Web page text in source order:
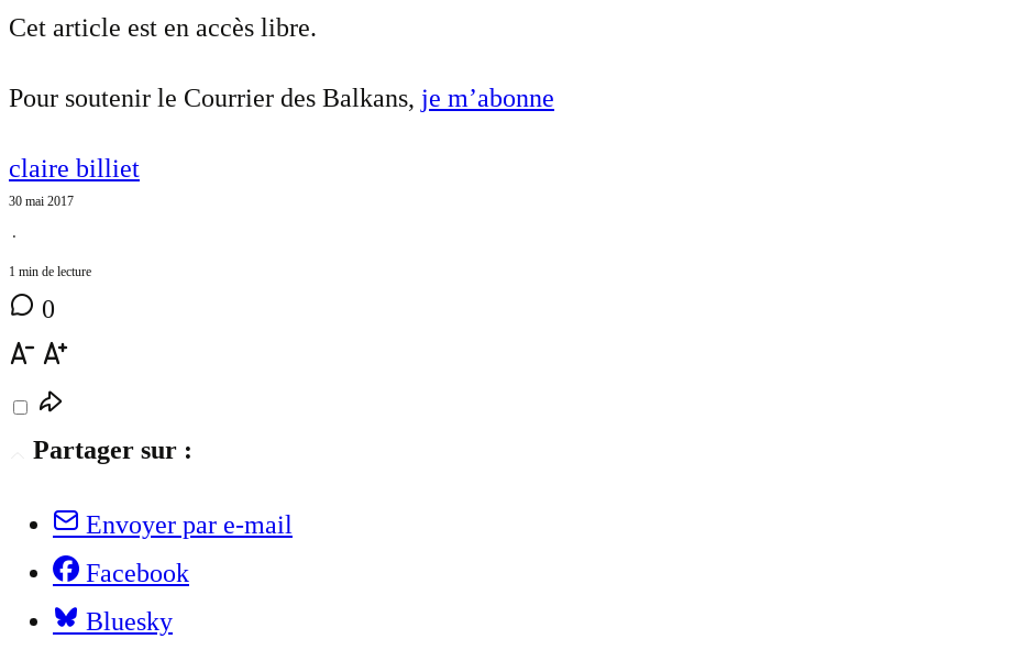
Cet article est en accès libre.
Pour soutenir le Courrier des Balkans, je m’abonne
claire billiet
30 mai 2017
⋅
1 min de lecture
0
Partager sur :
Envoyer par e-mail
Facebook
Bluesky